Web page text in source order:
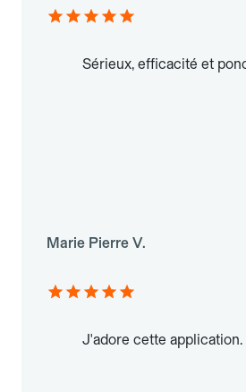
Sérieux, efficacité et
Marie Pierre V.
J'adore cette application.